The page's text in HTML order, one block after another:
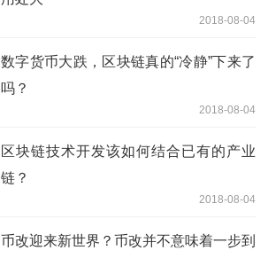
2018-08-04
数字货币大跌，区块链真的“冷静”下来了
吗？
2018-08-04
区块链技术开发该如何结合已有的产业
链？
2018-08-04
币改迎来新世界？币改并不意味着一步到